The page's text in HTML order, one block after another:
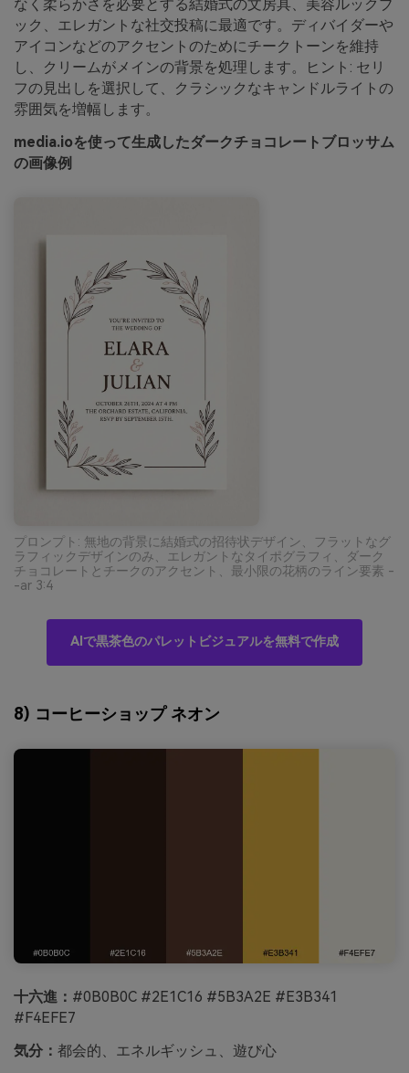
なく柔らかさを必要とする結婚式の文房具、美容ルックブ
ック、エレガントな社交投稿に最適です。ディバイダーや
アイコンなどのアクセントのためにチークトーンを維持
し、クリームがメインの背景を処理します。ヒント: セリ
フの見出しを選択して、クラシックなキャンドルライトの
雰囲気を増幅します。
media.ioを使って生成したダークチョコレートブロッサム
の画像例
プロンプト: 無地の背景に結婚式の招待状デザイン、フラットなグ
ラフィックデザインのみ、エレガントなタイポグラフィ、ダーク
チョコレートとチークのアクセント、最小限の花柄のライン要素 -
-ar 3:4
AIで黒茶色のパレットビジュアルを無料で作成
8) コーヒーショップ ネオン
十六進： #0B0B0C #2E1C16 #5B3A2E #E3B341
#F4EFE7
気分： 都会的、エネルギッシュ、遊び心